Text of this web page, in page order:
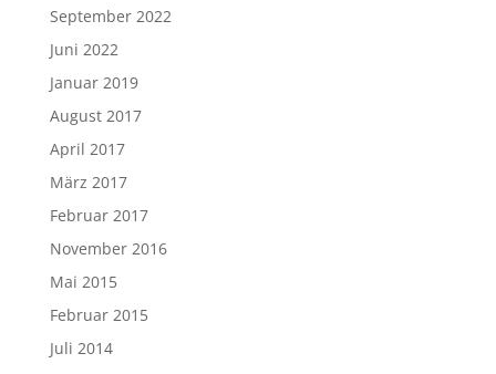
September 2022
Juni 2022
Januar 2019
August 2017
April 2017
März 2017
Februar 2017
November 2016
Mai 2015
Februar 2015
Juli 2014